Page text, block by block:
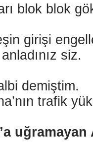
blok blok
girişi
siz.
demiştim.
trafik
uğramayan